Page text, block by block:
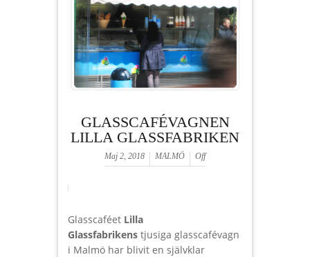
GLASSCAFÉVAGNEN
LILLA GLASSFABRIKEN
Maj 2, 2018 MALMÖ Off
Glasscaféet Lilla
Glassfabrikens tjusiga glasscafévagn
i Malmö har blivit en självklar